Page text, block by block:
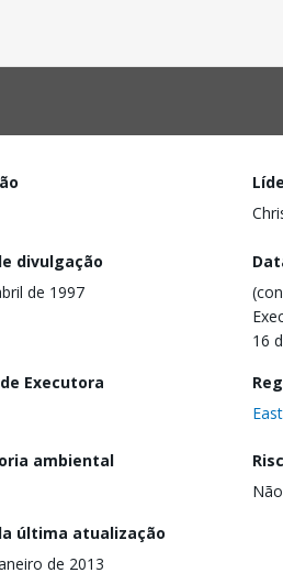
divulgação
de 1997
16
Executora
ambiental
última atualização
de 2013